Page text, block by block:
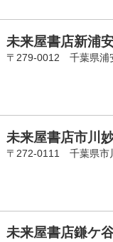
未来屋書店新浦
〒279-0012 千葉県浦
未来屋書店市川
〒272-0111 千葉県市
未来屋書店鎌ケ